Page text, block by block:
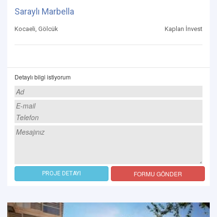
Saraylı Marbella
Kocaeli, Gölcük Kaplan İnvest
Detaylı bilgi istiyorum
PROJE DETAYI FORMU GÖNDER